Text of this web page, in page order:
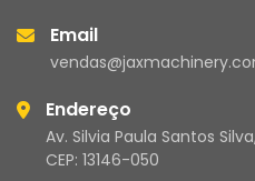
Email
Endereço
Av. Silvia Paula Santos
CEP: 13146-050